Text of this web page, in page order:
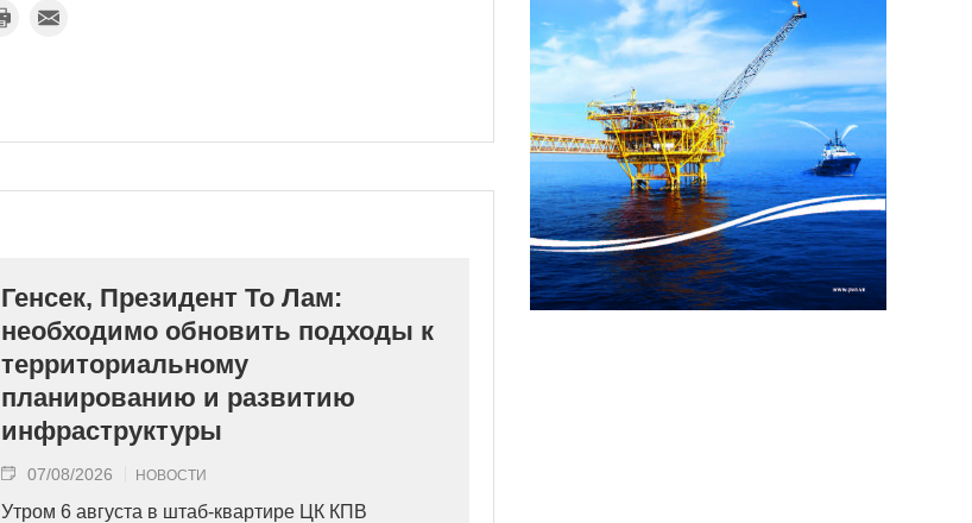
Генсек, Президент То Лам:
необходимо обновить подходы к
территориальному
планированию и развитию
инфраструктуры
07/08/2026 НОВОСТИ
Утром 6 августа в штаб-квартире ЦК КПВ